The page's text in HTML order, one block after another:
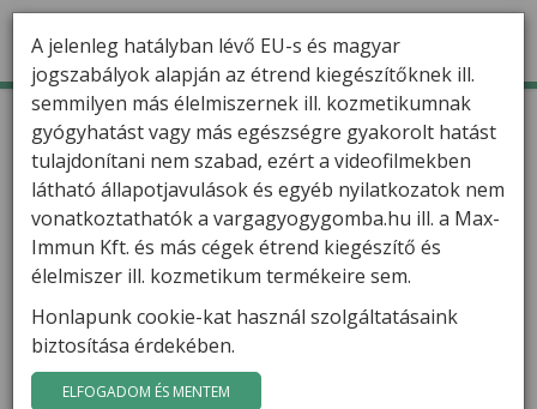
TERMÉKEK
HÍREK
VARGA GÁBOR
FILMEK
GYÓGYGOMBÁK
KAPCSOLAT
Kezdőlap Termékek Összetevők Hernyógomba
Hernyógomba
(Cordyceps sinensis)
A kínai hernyógomba az értékes
gombák közül is a legértékesebb,
ára meghaladja a sokak által
ismert szarvasgombáét.
Különleges életciklussal rendelkezik, egy bizonyos
A jelenleg hatályban lévő EU-s és magyar
jogszabályok alapján az étrend kiegészítőknek ill.
semmilyen más élelmiszernek ill. kozmetikumnak
gyógyhatást vagy más egészségre gyakorolt hatást
tulajdonítani nem szabad, ezért a videofilmekben
látható állapotjavulások és egyéb nyilatkozatok nem
vonatkoztathatók a vargagyogygomba.hu ill. a Max-
Immun Kft. és más cégek étrend kiegészítő és
élelmiszer ill. kozmetikum termékeire sem.
Honlapunk cookie-kat használ szolgáltatásaink
biztosítása érdekében.
ELFOGADOM ÉS MENTEM